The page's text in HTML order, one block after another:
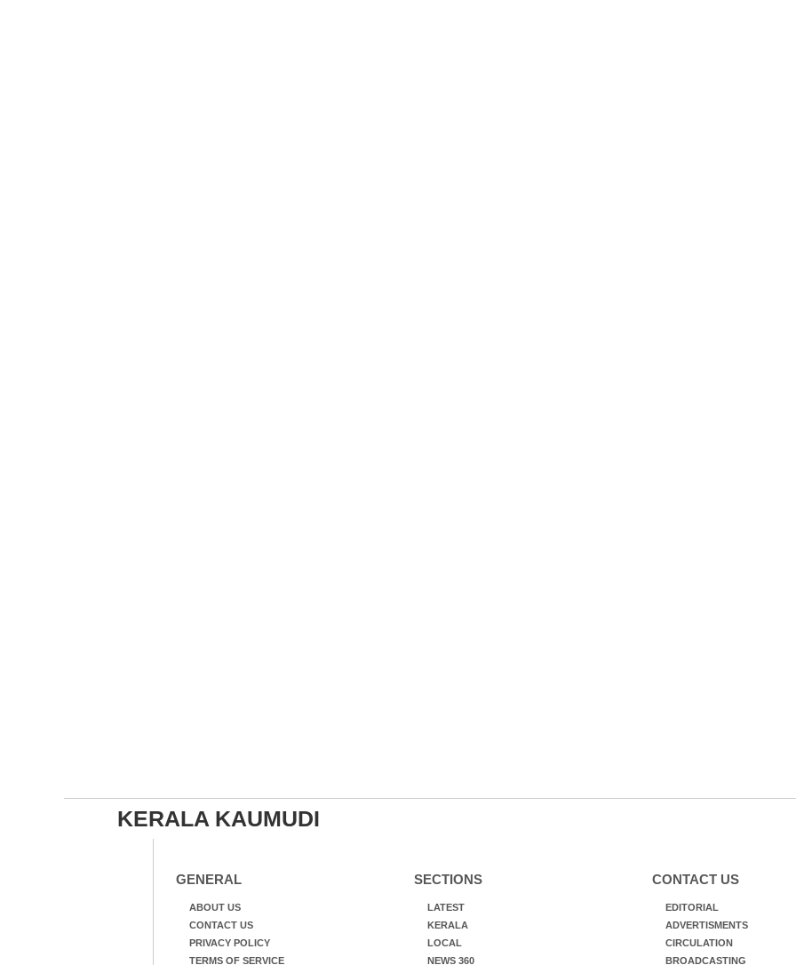
KERALA KAUMUDI
GENERAL
ABOUT US
CONTACT US
PRIVACY POLICY
TERMS OF SERVICE
SECTIONS
LATEST
KERALA
LOCAL
NEWS 360
CONTACT US
EDITORIAL
ADVERTISMENTS
CIRCULATION
BROADCASTING